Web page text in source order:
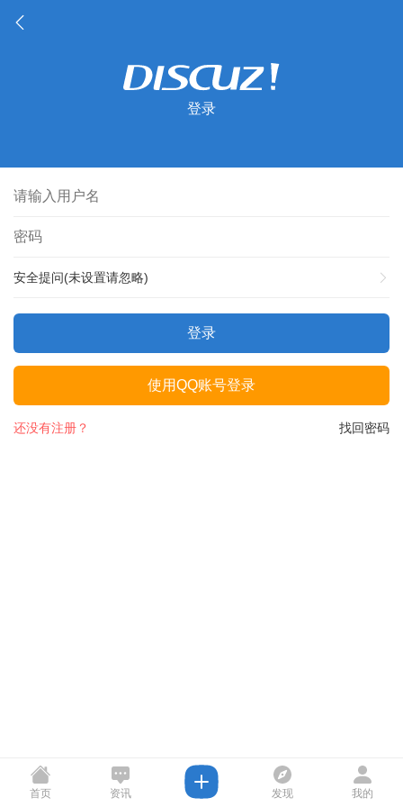
登录
安全提问(未设置请忽略)
登录
使用QQ账号登录
找回密码
还没有注册？
首页 资讯 发现 我的